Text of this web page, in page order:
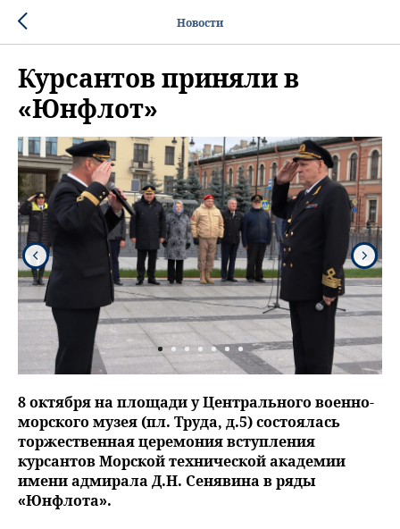
Новости
Курсантов приняли в
«Юнфлот»
8 октября на площади у Центрального военно-
морского музея (пл. Труда, д.5) состоялась
торжественная церемония вступления
курсантов Морской технической академии
имени адмирала Д.Н. Сенявина в ряды
«Юнфлота».